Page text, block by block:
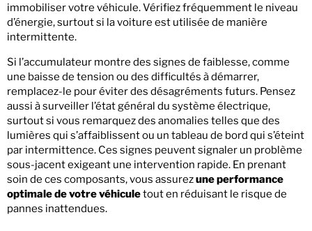
immobiliser votre véhicule. Vérifiez fréquemment le niveau
d’énergie, surtout si la voiture est utilisée de manière
intermittente.
Si l’accumulateur montre des signes de faiblesse, comme
une baisse de tension ou des difficultés à démarrer,
remplacez-le pour éviter des désagréments futurs. Pensez
aussi à surveiller l’état général du système électrique,
surtout si vous remarquez des anomalies telles que des
lumières qui s’affaiblissent ou un tableau de bord qui s’éteint
par intermittence. Ces signes peuvent signaler un problème
sous-jacent exigeant une intervention rapide. En prenant
soin de ces composants, vous assurezune performance
optimale de votre véhiculetout en réduisant le risque de
pannes inattendues.